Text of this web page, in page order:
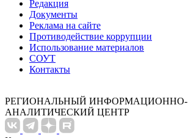
Редакция
Документы
Реклама на сайте
Противодействие коррупции
Использование материалов
СОУТ
Контакты
РЕГИОНАЛЬНЫЙ ИНФОРМАЦИОННО-
АНАЛИТИЧЕСКИЙ ЦЕНТР